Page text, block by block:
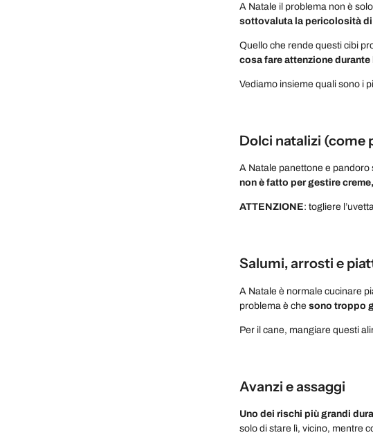
A Natale il problema non è
sottovaluta la pericolosità
Quello che rende questi cibi
cosa fare attenzione
Vediamo insieme quali sono i
Dolci natalizi (come
A Natale panettone e pandoro
non è fatto per gestire
ATTENZIONE: togliere
Salumi, arrosti e
A Natale è normale cucinare
problema è che sono troppo
Per il cane, mangiare questi
Avanzi e assaggi
Uno dei rischi più grandi
solo di stare lì, vicino, mentre